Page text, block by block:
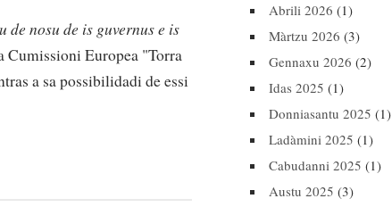
nosu de is guvernus e is
Cumissioni Europea "Torra
a sa possibilidadi de essi
Abrili 2026 (1)
Màrtzu 2026 (3)
Gennaxu 2026 (2)
Idas 2025 (1)
Donniasantu 2025 (1)
Ladàmini 2025 (1)
Cabudanni 2025 (1)
Austu 2025 (3)